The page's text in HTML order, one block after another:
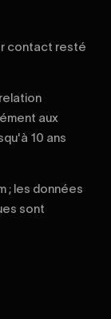
contact resté
aux
10 ans
; les données
sont